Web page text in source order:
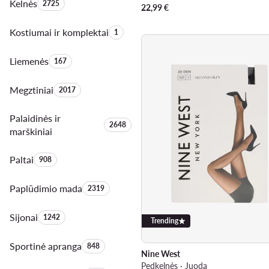
KelnėsProduktų skaičius:
2725
Kostiumai ir komplektaiProduktų skaičius:
1
LiemenėsProduktų skaičius:
167
MegztiniaiProduktų skaičius:
2017
Palaidinės ir
marškiniai
Produktų skaičius:
2648
PaltaiProduktų skaičius:
908
Paplūdimio madaProduktų skaičius:
2319
SijonaiProduktų skaičius:
1242
Sportinė aprangaProduktų skaičius:
848
22,99€
Trending
Nine West
Pedkelnės · Juoda